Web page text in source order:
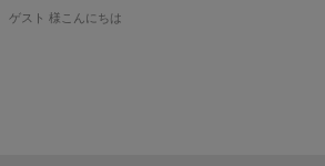
ゲスト 様こんにちは